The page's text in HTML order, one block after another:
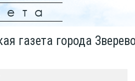
газета города